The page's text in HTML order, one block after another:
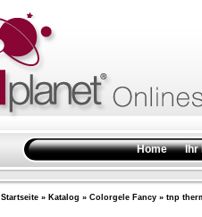
Home Ihr
Startseite » Katalog » Colorgele Fancy » tnp